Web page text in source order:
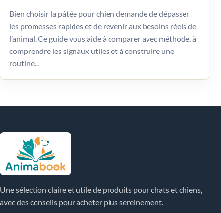
Bien choisir la pâtée pour chien demande de dépasser
les promesses rapides et de revenir aux besoins réels de
l’animal. Ce guide vous aide à comparer avec méthode, à
comprendre les signaux utiles et à construire une
routine...
Une sélection claire et utile de produits pour chats et chiens,
avec des conseils pour acheter plus sereinement.